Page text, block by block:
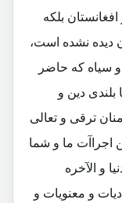
بلکه
دیده نشده است،
سیاه که حاضر
بلندی دین و
ترقی و تعالی
اجراآت ما و شما
و الآخره
و معنویات و